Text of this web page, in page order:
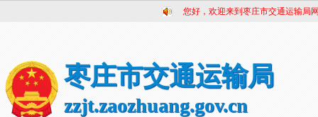
您好，欢迎来到枣庄市交通运输局
枣庄市交通运输局
zzjt.zaozhuang.gov.cn